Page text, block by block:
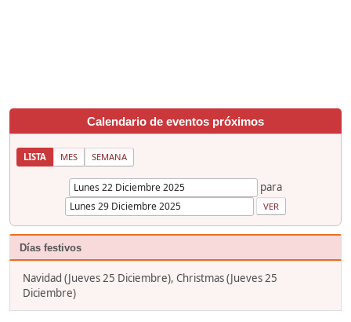
Calendario de eventos próximos
LISTA MES SEMANA
para
Días festivos
Navidad (Jueves 25 Diciembre), Christmas (Jueves 25
Diciembre)